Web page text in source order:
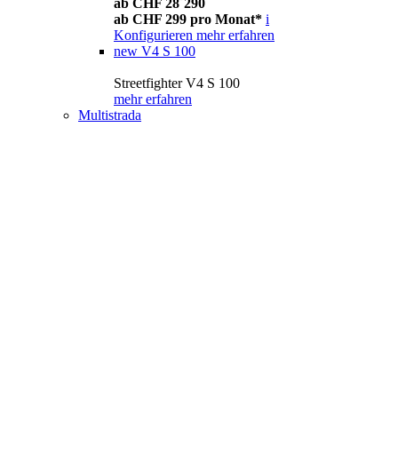
ab CHF 28´290
ab CHF 299 pro Monat* i
Konfigurieren mehr erfahren
new V4 S 100
Streetfighter V4 S 100
mehr erfahren
Multistrada